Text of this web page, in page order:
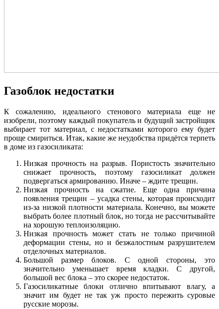
Газоблок недостатки
К сожалению, идеального стенового материала еще не
изобрели, поэтому каждый покупатель и будущий застройщик
выбирает тот материал, с недостатками которого ему будет
проще смириться. Итак, какие же неудобства придётся терпеть
в доме из газосиликата:
Низкая прочность на разрыв. Пористость значительно
снижает прочность, поэтому газосиликат должен
подвергаться армированию. Иначе – ждите трещин.
Низкая прочность на сжатие. Еще одна причина
появления трещин – усадка стены, которая происходит
из-за низкой плотности материала. Конечно, вы можете
выбрать более плотный блок, но тогда не рассчитывайте
на хорошую теплоизоляцию.
Низкая прочность может стать не только причиной
деформации стены, но и безжалостным разрушителем
отделочных материалов.
Большой размер блоков. С одной стороны, это
значительно уменьшает время кладки. С другой,
большой вес блока – это скорее недостаток.
Газосиликатные блоки отлично впитывают влагу, а
значит им будет не так уж просто пережить суровые
русские морозы.